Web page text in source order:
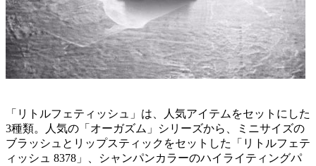
「リトルフェティッシュ」は、人気アイテムをセットにした
3種類。人気の「オーガズム」シリーズから、ミニサイズの
ブラッシュとリップスティックをセットした「リトルフェテ
ィッシュ 8378」、シャンパンカラーのハイライティングパ